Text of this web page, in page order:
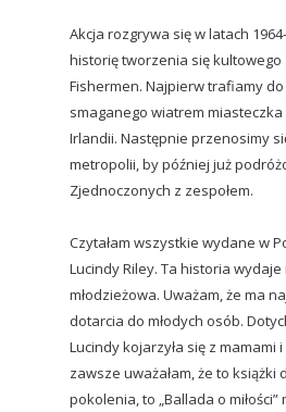
Akcja rozgrywa się w latach
historię tworzenia się kultowego
Fishermen. Najpierw trafiamy
smaganego wiatrem
Irlandii. Następnie przenosimy
metropolii, by później już
Zjednoczonych z zespołem.
Czytałam wszystkie wydane w
Lucindy Riley. Ta historia
młodzieżowa. Uważam, że ma
dotarcia do młodych osób.
Lucindy kojarzyła się z mamami
zawsze uważałam, że to książki
pokolenia, to „Ballada o